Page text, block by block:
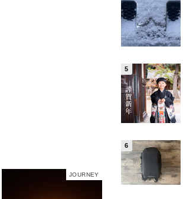
JOURNEY